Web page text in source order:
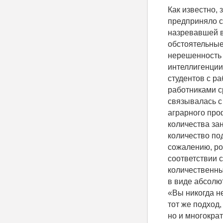
Как известно, за 35 лет до распада советского государства, руководство СССР предприняло существенные по организационным составляющим действия по решению назревавшей в стране социальной катастрофы [1, 2, 3]. И это были весьма обстоятельные государственные акты. Из них следовало, что в стране социализма нерешенность проблемы обеспечения продовольствием рабочих, крестьян, трудовой интеллигенции, служащих армии, флота, органов по охране конституционного строя, студентов с работниками сферы образования и культуры, многочисленных школьников с работниками средней школы, иных граждан, нерешенность вопросов с продовольствием связывалась с отсталостью аграрной науки. В результате количество институтов аграрного профиля в СССР увеличилось до более двух сотен с соответствующим ростом количества занятых в институтах научных сотрудников и превысило в несколько раз количество подобных институтов во всех вместе взятых странах остального мира. К сожалению, рост количества институтов не мог привести к решению проблемы в соответствии с законом диалектики о переходе количества в качество. А именно, количественный рост численности научных работников породил естественное качество в виде абсолютного тупика. Этот же диагноз подтверждается и афоризмом Эйнштейна «Вы никогда не сумеете решить возникшую проблему, если сохраните то же мышление и тот же подход, который привел вас к этой проблеме». В СССР же не только сохранили, но и многократно усилили имевшееся мышление через размножение количества его носителей. При этом молодому поколению не только передавались основы мышления, не могущего решить вызревшие проблемы, но и со школьной скамьи воспитывалось священное поклонение к этому традиционному научному мышлению. Поскольку в основе мышления любого ученого лежат